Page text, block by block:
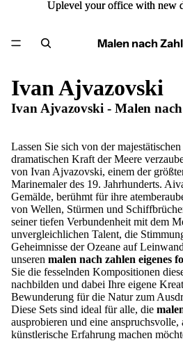
Uplevel your office with new
Uplevel your office with new
Malen nach
Ivan Ajvazovski
Ivan Ajvazovski - Malen
Lassen Sie sich von der
dramatischen Kraft der Meere
von Ivan Ajvazovski, einem der
Marinemaler des 19. Jahrhunderts.
Gemälde, berühmt für ihre
von Wellen, Stürmen und
seiner tiefen Verbundenheit mit dem
unvergleichlichen Talent, die
Geheimnisse der Ozeane auf
unseren malen nach zahlen eigenes
Sie die fesselnden Kompositionen
nachbilden und dabei Ihre eigene
Bewunderung für die Natur zum
Diese Sets sind ideal für alle, die
ausprobieren und eine anspruchsvolle,
künstlerische Erfahrung machen